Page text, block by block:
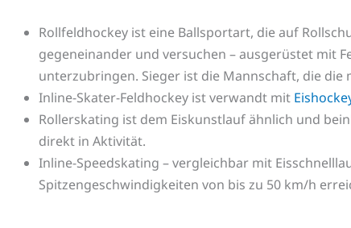
Rollfeldhockey ist eine Ballsportart, die auf
gegeneinander und versuchen – ausgerüstet mit
unterzubringen. Sieger ist die Mannschaft, die die
Inline-Skater-Feldhockey ist verwandt mit
Rollerskating ist dem Eiskunstlauf ähnlich und
direkt in Aktivität.
Inline-Speedskating – vergleichbar mit
Spitzengeschwindigkeiten von bis zu 50 km/h